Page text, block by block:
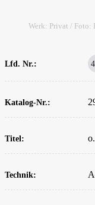
Werk: Privat / Foto:
Lfd. Nr.:
Katalog-Nr.:
Titel:
Technik: